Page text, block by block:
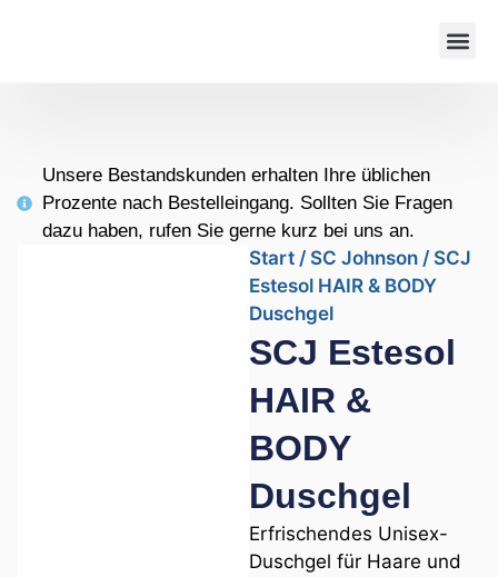
Unsere Bestandskunden erhalten Ihre üblichen
Prozente nach Bestelleingang. Sollten Sie Fragen
dazu haben, rufen Sie gerne kurz bei uns an.
Start / SC Johnson / SCJ
Estesol HAIR & BODY
Duschgel
SCJ Estesol
HAIR &
BODY
Duschgel
Erfrischendes Unisex-
Duschgel für Haare und